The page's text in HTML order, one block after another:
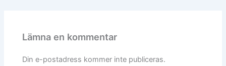
Lämna en kommentar
Din e-postadress kommer inte publiceras.